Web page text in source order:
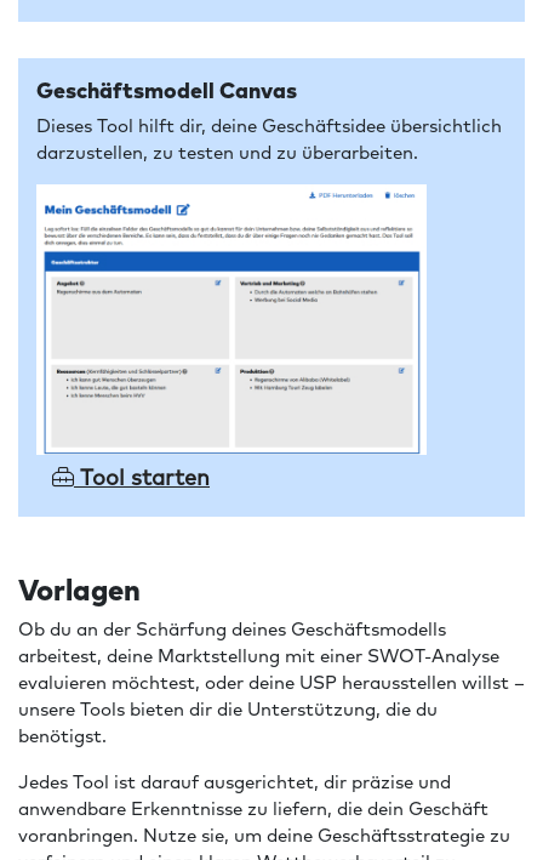
Geschäftsmodell Canvas
Dieses Tool hilft dir, deine Geschäftsidee übersichtlich
darzustellen, zu testen und zu überarbeiten.
Tool starten
Vorlagen
Ob du an der Schärfung deines Geschäftsmodells
arbeitest, deine Marktstellung mit einer SWOT-Analyse
evaluieren möchtest, oder deine USP herausstellen willst –
unsere Tools bieten dir die Unterstützung, die du
benötigst.
Jedes Tool ist darauf ausgerichtet, dir präzise und
anwendbare Erkenntnisse zu liefern, die dein Geschäft
voranbringen. Nutze sie, um deine Geschäftsstrategie zu